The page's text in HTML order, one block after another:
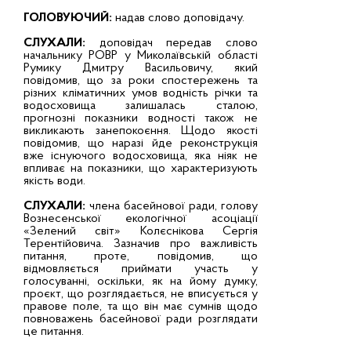
ГОЛОВУЮЧИЙ: надав слово доповідачу.
СЛУХАЛИ: доповідач передав слово
начальнику РОВР у Миколаївській області
Румику Дмитру Васильовичу, який
повідомив, що за роки спостережень та
різних кліматичних умов водність річки та
водосховища залишалась сталою,
прогнозні показники водності також не
викликають занепокоєння. Щодо якості
повідомив, що наразі йде реконструкція
вже існуючого водосховища, яка ніяк не
впливає на показники, що характеризують
якість води.
СЛУХАЛИ: члена басейнової ради, голову
Вознесенської екологічної асоціації
«Зелений світ» Колєснікова Сергія
Терентійовича. Зазначив про важливість
питання, проте, повідомив, що
відмовляється приймати участь у
голосуванні, оскільки, як на йому думку,
проєкт, що розглядається, не вписується у
правове поле, та що він має сумнів щодо
повноважень басейнової ради розглядати
це питання.